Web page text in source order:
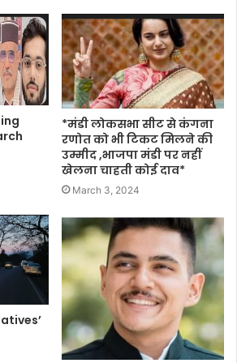
*मंडी लोकसभा सीट से कंगना
रणोत को भी टिकट मिलने की
उम्मीद ,भाजपा मंडी पर नहीं
खेलना चाहती कोई दाव*
March 3, 2024